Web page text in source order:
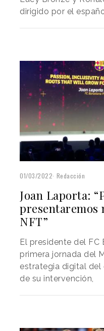
dirigido por el
01/03/2022 Redacción
Joan Laporta:
NFT”
El presidente del FC
primera jornada del
estrategia digital
de su intervención,